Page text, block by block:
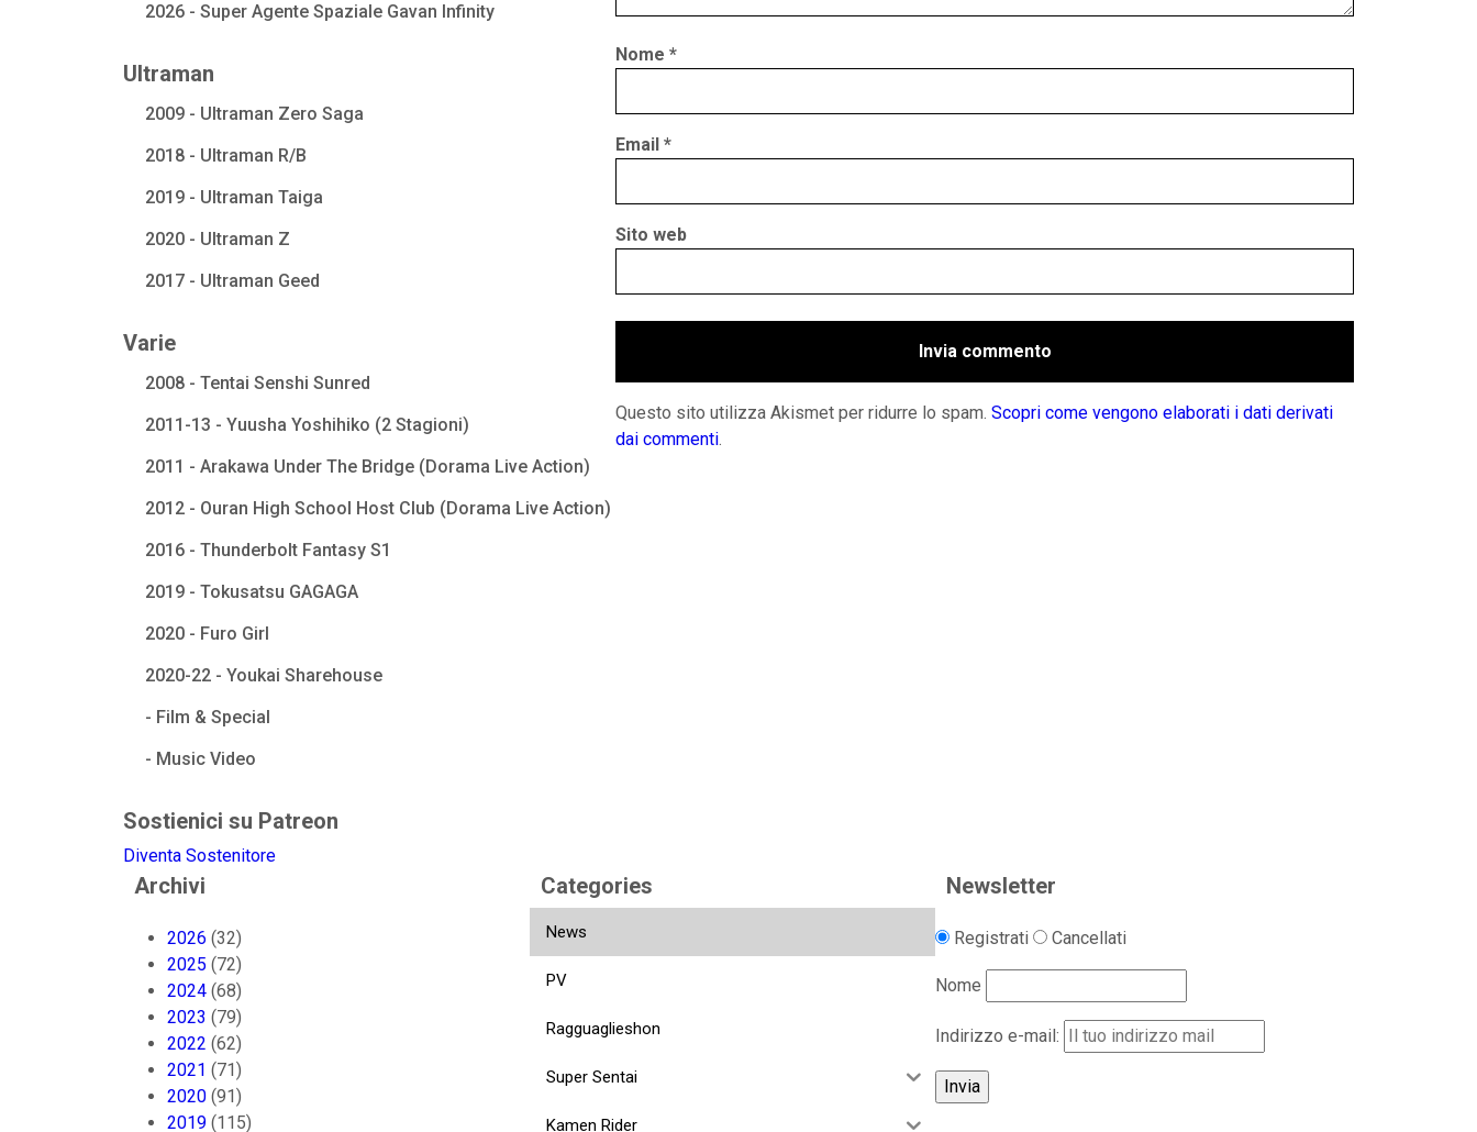
2026 - Super Agente Spaziale Gavan Infinity
Ultraman
2009 - Ultraman Zero Saga
2018 - Ultraman R/B
2019 - Ultraman Taiga
2020 - Ultraman Z
2017 - Ultraman Geed
Varie
2008 - Tentai Senshi Sunred
2011-13 - Yuusha Yoshihiko (2 Stagioni)
2011 - Arakawa Under The Bridge (Dorama Live Action)
2012 - Ouran High School Host Club (Dorama Live Action)
2016 - Thunderbolt Fantasy S1
2019 - Tokusatsu GAGAGA
2020 - Furo Girl
2020-22 - Youkai Sharehouse
- Film & Special
- Music Video
Sostienici su Patreon
Diventa Sostenitore
Nome *
Email *
Sito web
Questo sito utilizza Akismet per ridurre lo spam. Scopri come vengono elaborati i dati derivati
dai commenti.
Archivi
2026 (32)
2025 (72)
2024 (68)
2023 (79)
2022 (62)
2021 (71)
2020 (91)
2019 (115)
Categories
News
PV
Ragguaglieshon
Super Sentai
Kamen Rider
Newsletter
Registrati Cancellati
Nome
Indirizzo e-mail: